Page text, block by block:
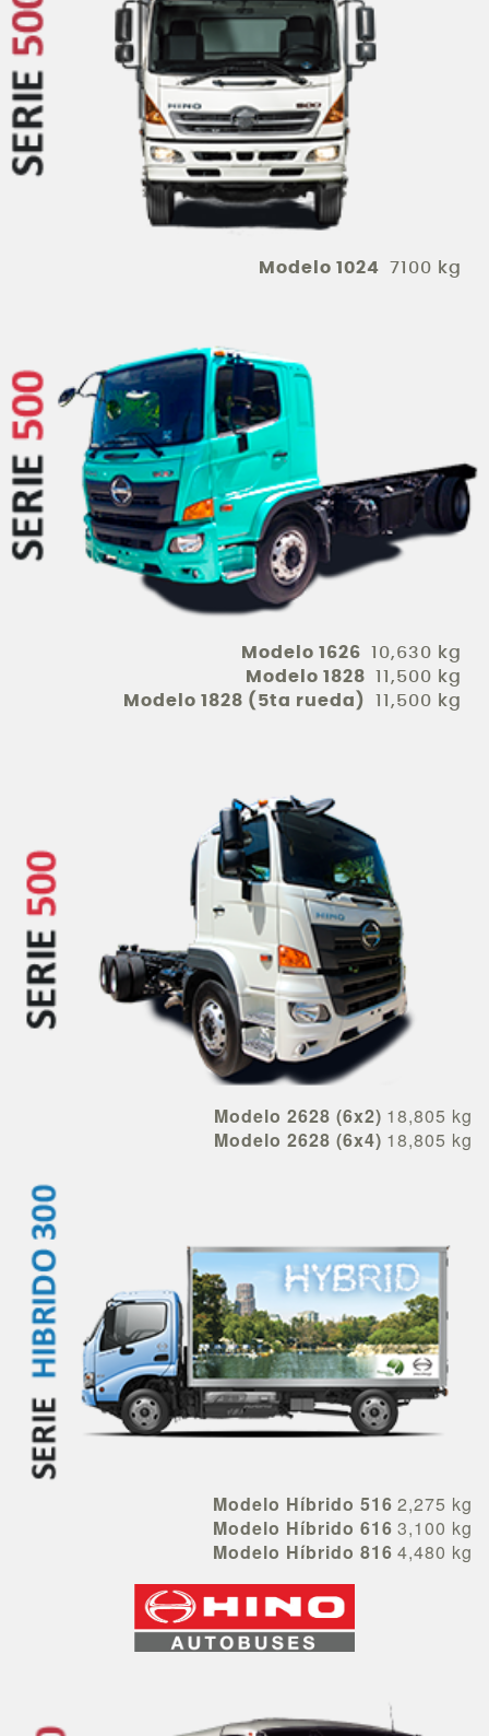
Modelo 1024 7100 kg
Modelo 1626
10,630 kg
Modelo 1828
11,500 kg
Modelo 1828 (5ta rueda)
11,500 kg
Modelo 2628 (6x2) 18,805 kg
Modelo 2628 (6x4) 18,805 kg
Modelo Híbrido 516 2,275 kg
Modelo Híbrido 616 3,100 kg
Modelo Híbrido 816 4,480 kg